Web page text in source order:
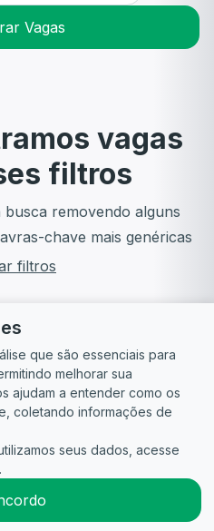
Vagas
vagas
filtros
busca removendo alguns
chave mais genéricas
filtros
Política de
Privacidade
Termos
que são essenciais para
melhorar sua
ajudam a entender como os
coletando informações de
seus dados, acesse
.